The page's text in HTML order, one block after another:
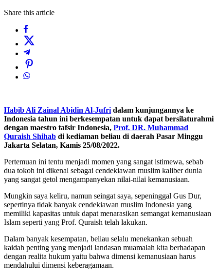
Share this article
Habib Ali Zainal Abidin Al-Jufri dalam kunjungannya ke
Indonesia tahun ini berkesempatan untuk dapat bersilaturahmi
dengan maestro tafsir Indonesia, Prof. DR. Muhammad
Quraish Shihab di kediaman beliau di daerah Pasar Minggu
Jakarta Selatan, Kamis 25/08/2022.
Pertemuan ini tentu menjadi momen yang sangat istimewa, sebab
dua tokoh ini dikenal sebagai cendekiawan muslim kaliber dunia
yang sangat getol mengampanyekan nilai-nilai kemanusiaan.
Mungkin saya keliru, namun seingat saya, sepeninggal Gus Dur,
sepertinya tidak banyak cendekiawan muslim Indonesia yang
memiliki kapasitas untuk dapat menarasikan semangat kemanusiaan
Islam seperti yang Prof. Quraish telah lakukan.
Dalam banyak kesempatan, beliau selalu menekankan sebuah
kaidah penting yang menjadi landasan muamalah kita berhadapan
dengan realita hukum yaitu bahwa dimensi kemanusiaan harus
mendahului dimensi keberagamaan.